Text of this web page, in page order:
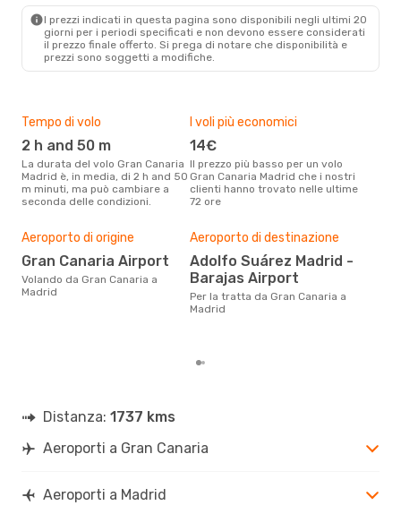
I prezzi indicati in questa pagina sono disponibili negli ultimi 20
giorni per i periodi specificati e non devono essere considerati
il ​​prezzo finale offerto. Si prega di notare che disponibilità e
prezzi sono soggetti a modifiche.
Tempo di volo
2 h and 50 m
La durata del volo Gran Canaria
Madrid è, in media, di 2 h and 50
m minuti, ma può cambiare a
seconda delle condizioni.
I voli più economici
14€
Il prezzo più basso per un volo
Gran Canaria Madrid che i nostri
clienti hanno trovato nelle ultime
72 ore
Aeroporto di origine
Gran Canaria Airport
Volando da Gran Canaria a
Madrid
Aeroporto di destinazione
Adolfo Suárez Madrid -
Barajas Airport
Per la tratta da Gran Canaria a
Madrid
Distanza: 1737 kms
Aeroporti a Gran Canaria
Aeroporti a Madrid